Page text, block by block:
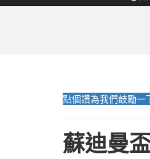
點個讚為我們鼓勵一
蘇迪曼